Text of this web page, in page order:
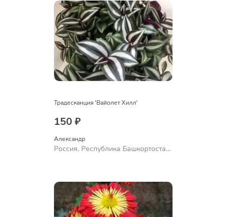
Традесканция 'Вайолет Хилл'
150 ₽
Александр
Россия, Республика Башкортостан,